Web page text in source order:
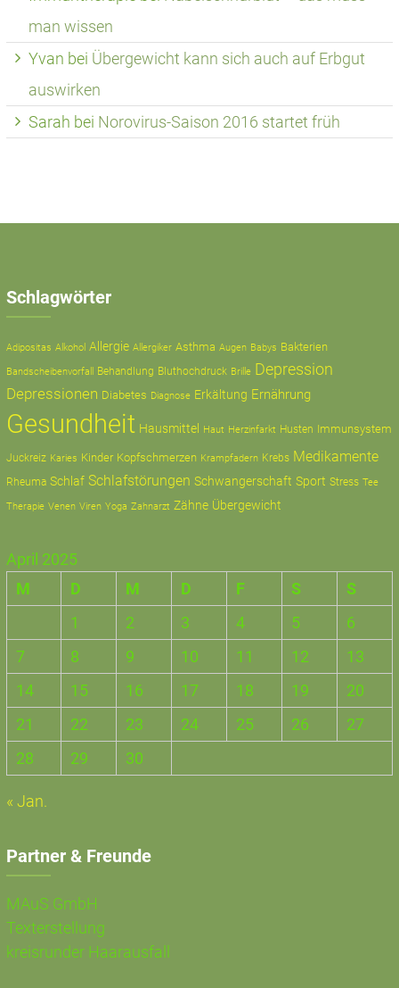
man wissen
Yvan bei Übergewicht kann sich auch auf Erbgut
auswirken
Sarah bei Norovirus-Saison 2016 startet früh
Schlagwörter
Adipositas Alkohol Allergie Allergiker Asthma Augen Babys Bakterien
Bandscheibenvorfall Behandlung Bluthochdruck Brille Depression
Depressionen Diabetes Diagnose Erkältung Ernährung
Gesundheit Hausmittel Haut Herzinfarkt Husten Immunsystem
Juckreiz Karies Kinder Kopfschmerzen Krampfadern Krebs Medikamente
Rheuma Schlaf Schlafstörungen Schwangerschaft Sport Stress Tee
Therapie Venen Viren Yoga Zahnarzt Zähne Übergewicht
April 2025
M
D M D F S
S
1
2 3 4 5
6
7
8 9 10 11 12
13
14
15 16 17 18 19
20
21
22 23 24 25 26
27
28
29 30
« Jan.
Partner & Freunde
MAuS GmbH
Texterstellung
kreisrunder Haarausfall